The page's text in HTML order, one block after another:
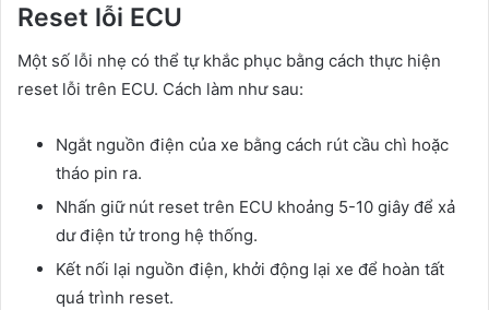
Reset lỗi ECU
Một số lỗi nhẹ có thể tự khắc phục bằng cách thực hiện
reset lỗi trên ECU. Cách làm như sau:
Ngắt nguồn điện của xe bằng cách rút cầu chì hoặc
tháo pin ra.
Nhấn giữ nút reset trên ECU khoảng 5-10 giây để xả
dư điện tử trong hệ thống.
Kết nối lại nguồn điện, khởi động lại xe để hoàn tất
quá trình reset.